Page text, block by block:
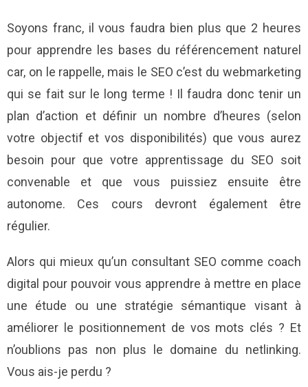
Soyons franc, il vous faudra bien plus que 2 heures
pour apprendre les bases du référencement naturel
car, on le rappelle, mais le SEO c’est du webmarketing
qui se fait sur le long terme ! Il faudra donc tenir un
plan d’action et définir un nombre d’heures (selon
votre objectif et vos disponibilités) que vous aurez
besoin pour que votre apprentissage du SEO soit
convenable et que vous puissiez ensuite être
autonome. Ces cours devront également être
régulier.
Alors qui mieux qu’un consultant SEO comme coach
digital pour pouvoir vous apprendre à mettre en place
une étude ou une stratégie sémantique visant à
améliorer le positionnement de vos mots clés ? Et
n’oublions pas non plus le domaine du netlinking.
Vous ais-je perdu ?